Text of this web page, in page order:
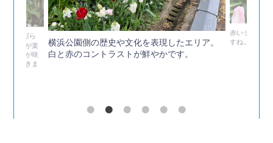
プで彩ら
の調和が楽
き品種が咲
なってきま
横浜公園側の歴史や文化を表現したエリア。
白と赤のコントラストが鮮やかです。
赤いチューリ
すね。